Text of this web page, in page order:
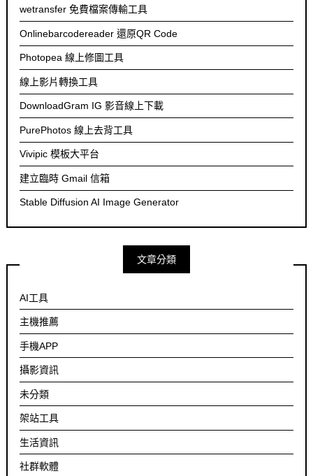
wetransfer 免費檔案傳輸工具
Onlinebarcodereader 還原QR Code
Photopea 線上修圖工具
線上影片轉換工具
DownloadGram IG 影音線上下載
PurePhotos 線上去背工具
Vivipic 模板大平台
建立臨時 Gmail 信箱
Stable Diffusion AI Image Generator
文章分類
AI工具
主機推薦
手機APP
攝影資訊
未分類
架站工具
生活資訊
社群軟體